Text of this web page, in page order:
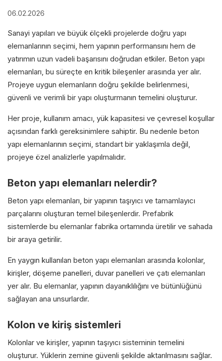
06.02.2026
Sanayi yapıları ve büyük ölçekli projelerde doğru yapı
elemanlarının seçimi, hem yapının performansını hem de
yatırımın uzun vadeli başarısını doğrudan etkiler. Beton yapı
elemanları, bu süreçte en kritik bileşenler arasında yer alır.
Projeye uygun elemanların doğru şekilde belirlenmesi,
güvenli ve verimli bir yapı oluşturmanın temelini oluşturur.
Her proje, kullanım amacı, yük kapasitesi ve çevresel koşullar
açısından farklı gereksinimlere sahiptir. Bu nedenle beton
yapı elemanlarının seçimi, standart bir yaklaşımla değil,
projeye özel analizlerle yapılmalıdır.
Beton yapı elemanları nelerdir?
Beton yapı elemanları, bir yapının taşıyıcı ve tamamlayıcı
parçalarını oluşturan temel bileşenlerdir. Prefabrik
sistemlerde bu elemanlar fabrika ortamında üretilir ve sahada
bir araya getirilir.
En yaygın kullanılan beton yapı elemanları arasında kolonlar,
kirişler, döşeme panelleri, duvar panelleri ve çatı elemanları
yer alır. Bu elemanlar, yapının dayanıklılığını ve bütünlüğünü
sağlayan ana unsurlardır.
Kolon ve kiriş sistemleri
Kolonlar ve kirişler, yapının taşıyıcı sisteminin temelini
oluşturur. Yüklerin zemine güvenli şekilde aktarılmasını sağlar.